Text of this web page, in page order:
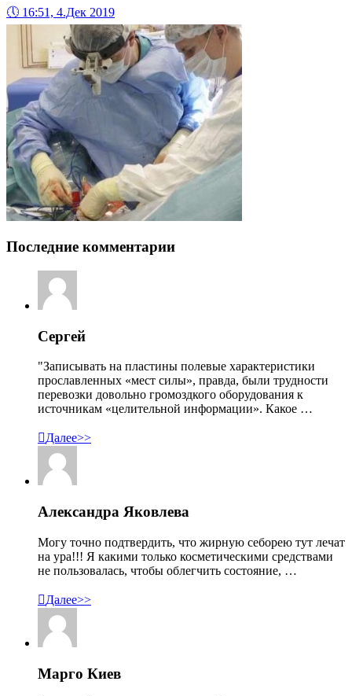
🕔 16:51, 4.Дек 2019
Последние комментарии
Сергей
"Записывать на пластины полевые характеристики
прославленных «мест силы», правда, были трудности
перевозки довольно громоздкого оборудования к
источникам «целительной информации». Какое …
Далее>>
Александра Яковлева
Могу точно подтвердить, что жирную себорею тут лечат
на ура!!! Я какими только косметическими средствами
не пользовалась, чтобы облегчить состояние, …
Далее>>
Марго Киев